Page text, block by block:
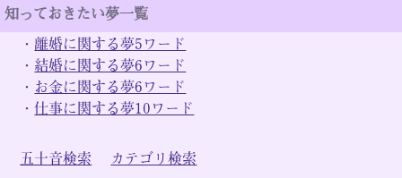
知っておきたい夢一覧
・ 離婚に関する夢5ワード
・ 結婚に関する夢6ワード
・ お金に関する夢6ワード
・仕事に関する夢10ワード
五十音検索 カテゴリ検索